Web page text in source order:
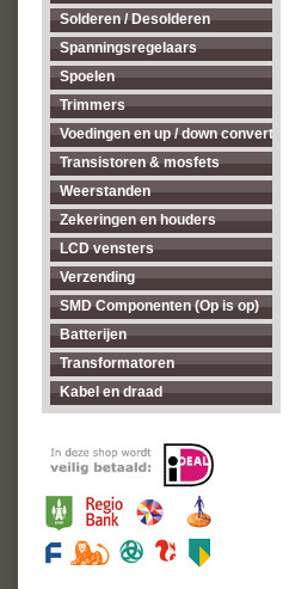
Solderen / Desolderen
Spanningsregelaars
Spoelen
Trimmers
Voedingen en up / down converters
Transistoren & mosfets
Weerstanden
Zekeringen en houders
LCD vensters
Verzending
SMD Componenten (Op is op)
Batterijen
Transformatoren
Kabel en draad